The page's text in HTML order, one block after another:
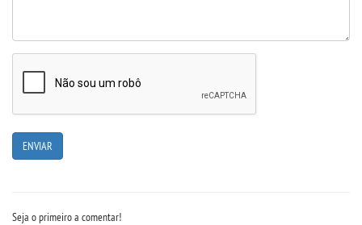
Seja o primeiro a comentar!